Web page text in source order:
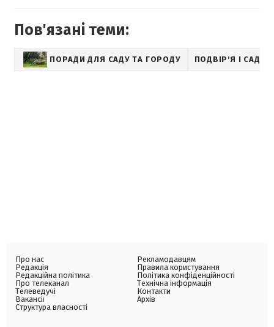
Пов'язані теми:
ПОРАДИ ДЛЯ САДУ ТА ГОРОДУ ПОДВІР'Я І САД
Про нас
Редакція
Редакційна політика
Про телеканал
Телеведучі
Вакансії
Структура власності
Рекламодавцям
Правила користування
Політика конфіденційності
Технічна інформація
Контакти
Архів